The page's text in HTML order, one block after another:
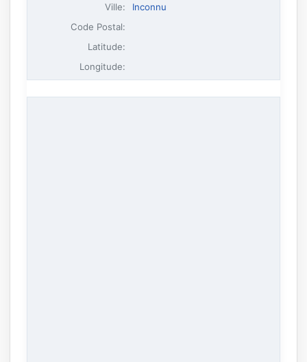
Ville:
Inconnu
Code Postal:
Latitude:
Longitude: